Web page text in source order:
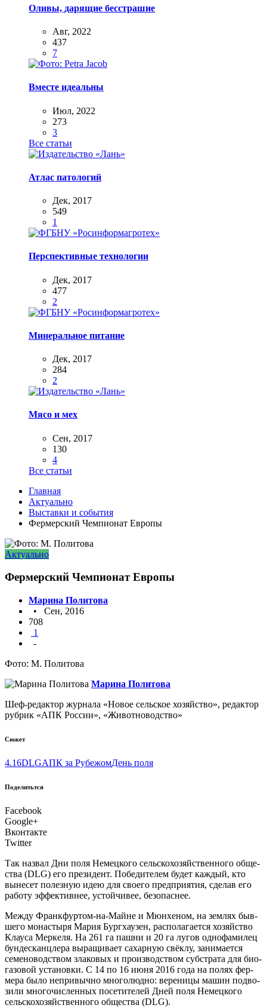
Оливы, дарящие бесстрашие
Авг, 2022
437
7
Вместе идеальны
Июл, 2022
273
3
Все статьи
Атлас патологий
Дек, 2017
549
1
Перспективные технологии
Дек, 2017
477
2
Минеральное питание
Дек, 2017
284
2
Мясо и мех
Сен, 2017
130
4
Все статьи
Главная
Актуально
Выставки и события
Фермерский Чемпионат Европы
Актуально
Фермерский Чемпионат Европы
Марина Политова
• Сен, 2016
708
1
-
Фото: М. Политова
Марина Политова
Шеф-редактор журнала «Новое сельское хозяйство», редактор
рубрик «АПК России», «Животноводство»
Сюжет
4.16DLGАПК за РубежомДень поля
Поделитьтся
Facebook
Google+
Вконтакте
Twitter
Так назвал Дни поля Немец­ко­го сель­ско­хо­зяй­ствен­но­го обще­
ства (DLG) его пре­зи­дент. Побе­ди­те­лем будет каж­дый, кто
выне­сет полез­ную идею для сво­е­го пред­при­я­тия, сде­лав его
рабо­ту эффек­тив­нее, устой­чи­вее, безопаснее.
Между Франк­фур­том-на-Майне и Мюн­хе­ном, на зем­лях быв­
ше­го мона­сты­ря Мария Бур­г­ха­у­зен, рас­по­ла­га­ет­ся хозяй­ство
Клау­са Мер­ке­ля. На 261 га паш­ни и 20 га лугов одно­фа­ми­лец
бун­десканц­ле­ра выра­щи­ва­ет сахар­ную свёк­лу, зани­ма­ет­ся
семе­но­вод­ством зла­ко­вых и про­из­вод­ством суб­стра­та для био­
га­зо­вой уста­нов­ки. С 14 по 16 июня 2016 года на полях фер­
ме­ра было непри­выч­но мно­го­люд­но: вере­ни­цы машин под­во­
зи­ли мно­го­чис­лен­ных посе­ти­те­лей Дней поля Немец­ко­го
сель­ско­хо­зяй­ствен­но­го обще­ства (DLG).